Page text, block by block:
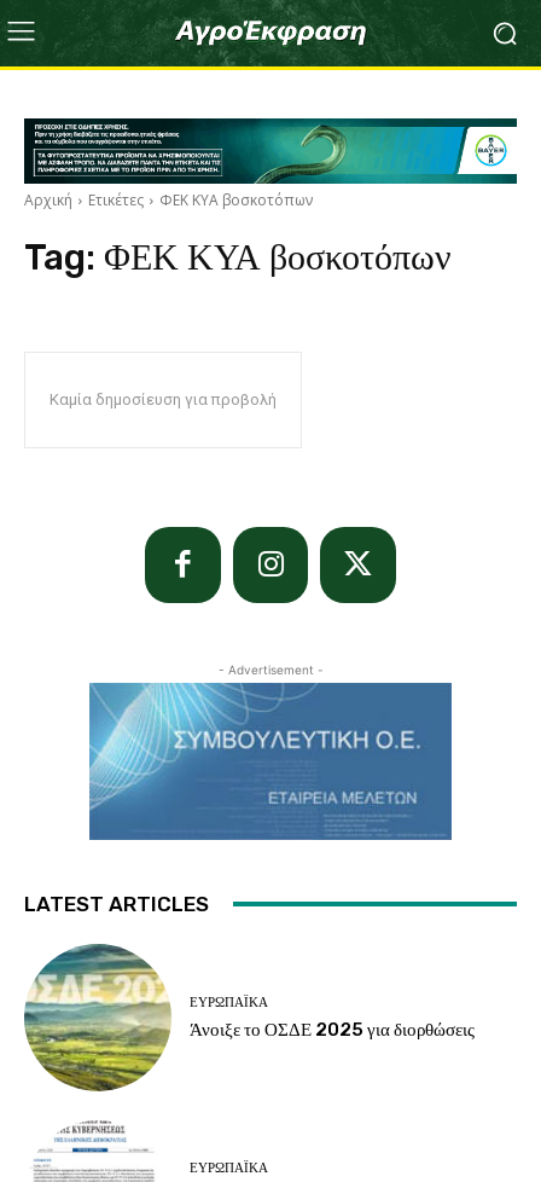
Αρχική Ετικέτες ΦΕΚ ΚΥΑ βοσκοτόπων
Tag: ΦΕΚ ΚΥΑ βοσκοτόπων
Καμία δημοσίευση για προβολή
- Advertisement -
LATEST ARTICLES
ΕΥΡΩΠΑΪΚΆ
Άνοιξε το ΟΣΔΕ 2025 για διορθώσεις
ΕΥΡΩΠΑΪΚΆ